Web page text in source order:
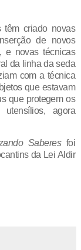
têm criado novas
de novos
e novas técnicas
da linha da seda
com a técnica
que estavam
que protegem os
agora
Saberesfoi
da Lei Aldir